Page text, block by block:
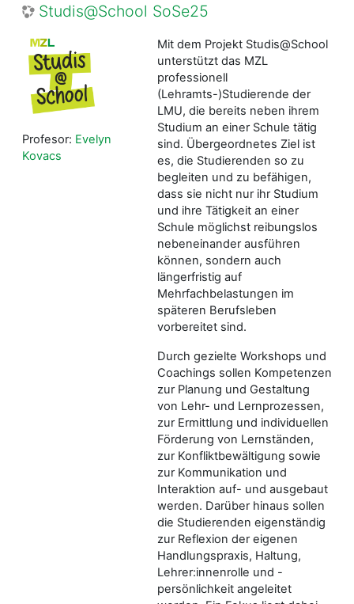
Studis@School SoSe25
Mit dem Projekt Studis@School
unterstützt das MZL
professionell
(Lehramts-)Studierende der
LMU, die bereits neben ihrem
Studium an einer Schule tätig
sind. Übergeordnetes Ziel ist
es, die Studierenden so zu
begleiten und zu befähigen,
dass sie nicht nur ihr Studium
und ihre Tätigkeit an einer
Schule möglichst reibungslos
nebeneinander ausführen
können, sondern auch
längerfristig auf
Mehrfachbelastungen im
späteren Berufsleben
vorbereitet sind.
Durch gezielte Workshops und
Coachings sollen Kompetenzen
zur Planung und Gestaltung
von Lehr- und Lernprozessen,
zur Ermittlung und individuellen
Förderung von Lernständen,
zur Konfliktbewältigung sowie
zur Kommunikation und
Interaktion auf- und ausgebaut
werden. Darüber hinaus sollen
die Studierenden eigenständig
zur Reflexion der eigenen
Handlungspraxis, Haltung,
Lehrer:innenrolle und -
persönlichkeit angeleitet
Profesor: Evelyn
Kovacs